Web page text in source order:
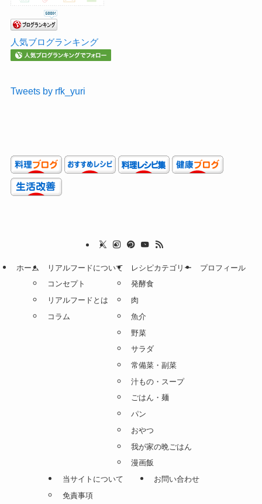
人気ブログランキング
Tweets by rfk_yuri
ホーム
リアルフードについて
コンセプト
リアルフードとは
コラム
レシピカテゴリー
発酵食
肉
魚介
野菜
サラダ
常備菜・副菜
汁もの・スープ
ごはん・麺
パン
おやつ
我が家の晩ごはん
漫画飯
プロフィール
当サイトについて
免責事項
お問い合わせ